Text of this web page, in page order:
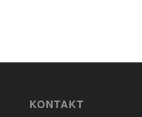
KONTAKT